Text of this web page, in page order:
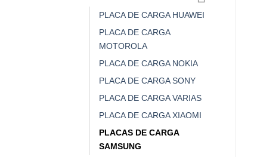
PLACA DE CARGA HUAWEI
PLACA DE CARGA
MOTOROLA
PLACA DE CARGA NOKIA
PLACA DE CARGA SONY
PLACA DE CARGA VARIAS
PLACA DE CARGA XIAOMI
PLACAS DE CARGA
SAMSUNG
AÑADIR AL